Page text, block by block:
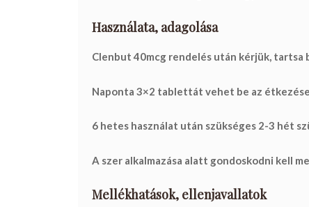
Használata, adagolása
Clenbut 40mcg rendelés után kérjük, tartsa
Naponta 3×2 tablettát vehet be az
6 hetes használat után szükséges 2-3 hét
A szer alkalmazása alatt gondoskodni kell
Mellékhatások, ellenjavallatok